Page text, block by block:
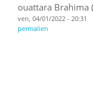
ouattara Brahima
ven, 04/01/2022 - 20:31
permalien